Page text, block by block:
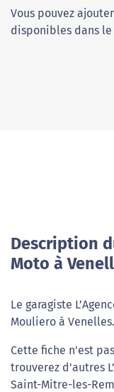
Vous pouvez
disponibles dans le
Description
Moto à
Le garagiste
Mouliero à Venelles.
Cette fiche n'est
trouverez d'autres
Saint-Mitre-les-